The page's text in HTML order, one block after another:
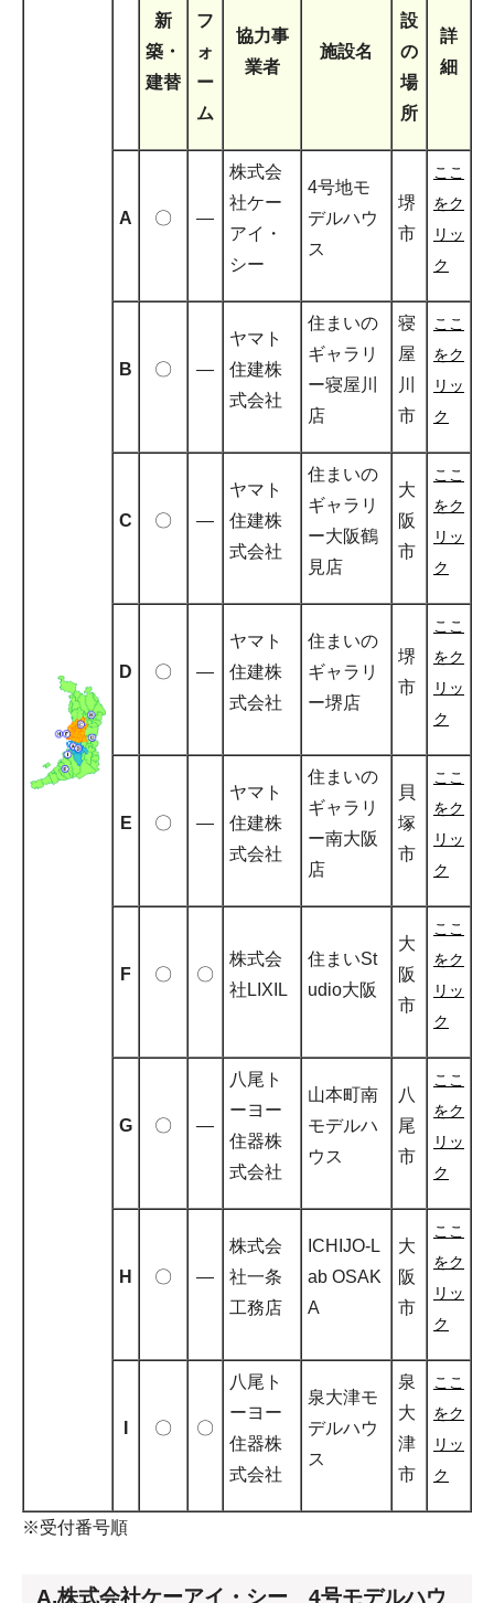
新
築・
建替
フ
ォ
ー
ム
協力事
業者
施設名
設
の
場
所
詳
細
A 〇 ―
株式会
社ケー
アイ・
シー
4号地モ
デルハウ
ス
堺
市
ここ
をク
リッ
ク
B 〇 ―
ヤマト
住建株
式会社
住まいの
ギャラリ
ー寝屋川
店
寝
屋
川
市
ここ
をク
リッ
ク
C 〇 ―
ヤマト
住建株
式会社
住まいの
ギャラリ
ー大阪鶴
見店
大
阪
市
ここ
をク
リッ
ク
D 〇 ―
ヤマト
住建株
式会社
住まいの
ギャラリ
ー堺店
堺
市
ここ
をク
リッ
ク
E 〇 ―
ヤマト
住建株
式会社
住まいの
ギャラリ
ー南大阪
店
貝
塚
市
ここ
をク
リッ
ク
F 〇 〇
株式会
社LIXIL
住まいSt
udio大阪
大
阪
市
ここ
をク
リッ
ク
G 〇 ―
八尾ト
ーヨー
住器株
式会社
山本町南
モデルハ
ウス
八
尾
市
ここ
をク
リッ
ク
H 〇 ―
株式会
社一条
工務店
ICHIJO-L
ab OSAK
A
大
阪
市
ここ
をク
リッ
ク
〇 〇
八尾ト
ーヨー
住器株
式会社
泉大津モ
デルハウ
ス
泉
大
津
市
ここ
をク
リッ
ク
※受付番号順
A.株式会社ケーアイ・シー 4号モデルハウ